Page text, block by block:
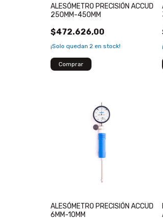
ALESÓMETRO PRECISIÓN ACCUD
250MM-450MM
$472.626,00
¡Solo quedan2 en stock!
ALESÓMETRO PRECISIÓN ACCUD
6MM-10MM